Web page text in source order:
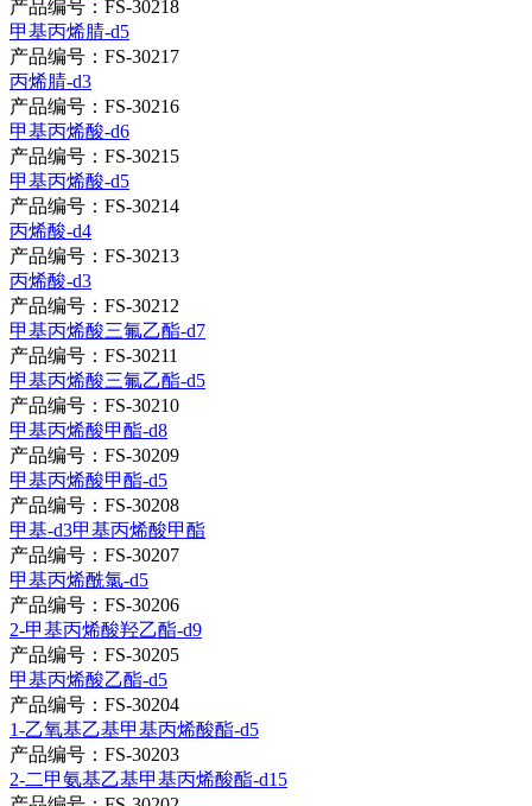
产品编号：FS-30218
甲基丙烯腈-d5
产品编号：FS-30217
丙烯腈-d3
产品编号：FS-30216
甲基丙烯酸-d6
产品编号：FS-30215
甲基丙烯酸-d5
产品编号：FS-30214
丙烯酸-d4
产品编号：FS-30213
丙烯酸-d3
产品编号：FS-30212
甲基丙烯酸三氟乙酯-d7
产品编号：FS-30211
甲基丙烯酸三氟乙酯-d5
产品编号：FS-30210
甲基丙烯酸甲酯-d8
产品编号：FS-30209
甲基丙烯酸甲酯-d5
产品编号：FS-30208
甲基-d3甲基丙烯酸甲酯
产品编号：FS-30207
甲基丙烯酰氯-d5
产品编号：FS-30206
2-甲基丙烯酸羟乙酯-d9
产品编号：FS-30205
甲基丙烯酸乙酯-d5
产品编号：FS-30204
1-乙氧基乙基甲基丙烯酸酯-d5
产品编号：FS-30203
2-二甲氨基乙基甲基丙烯酸酯-d15